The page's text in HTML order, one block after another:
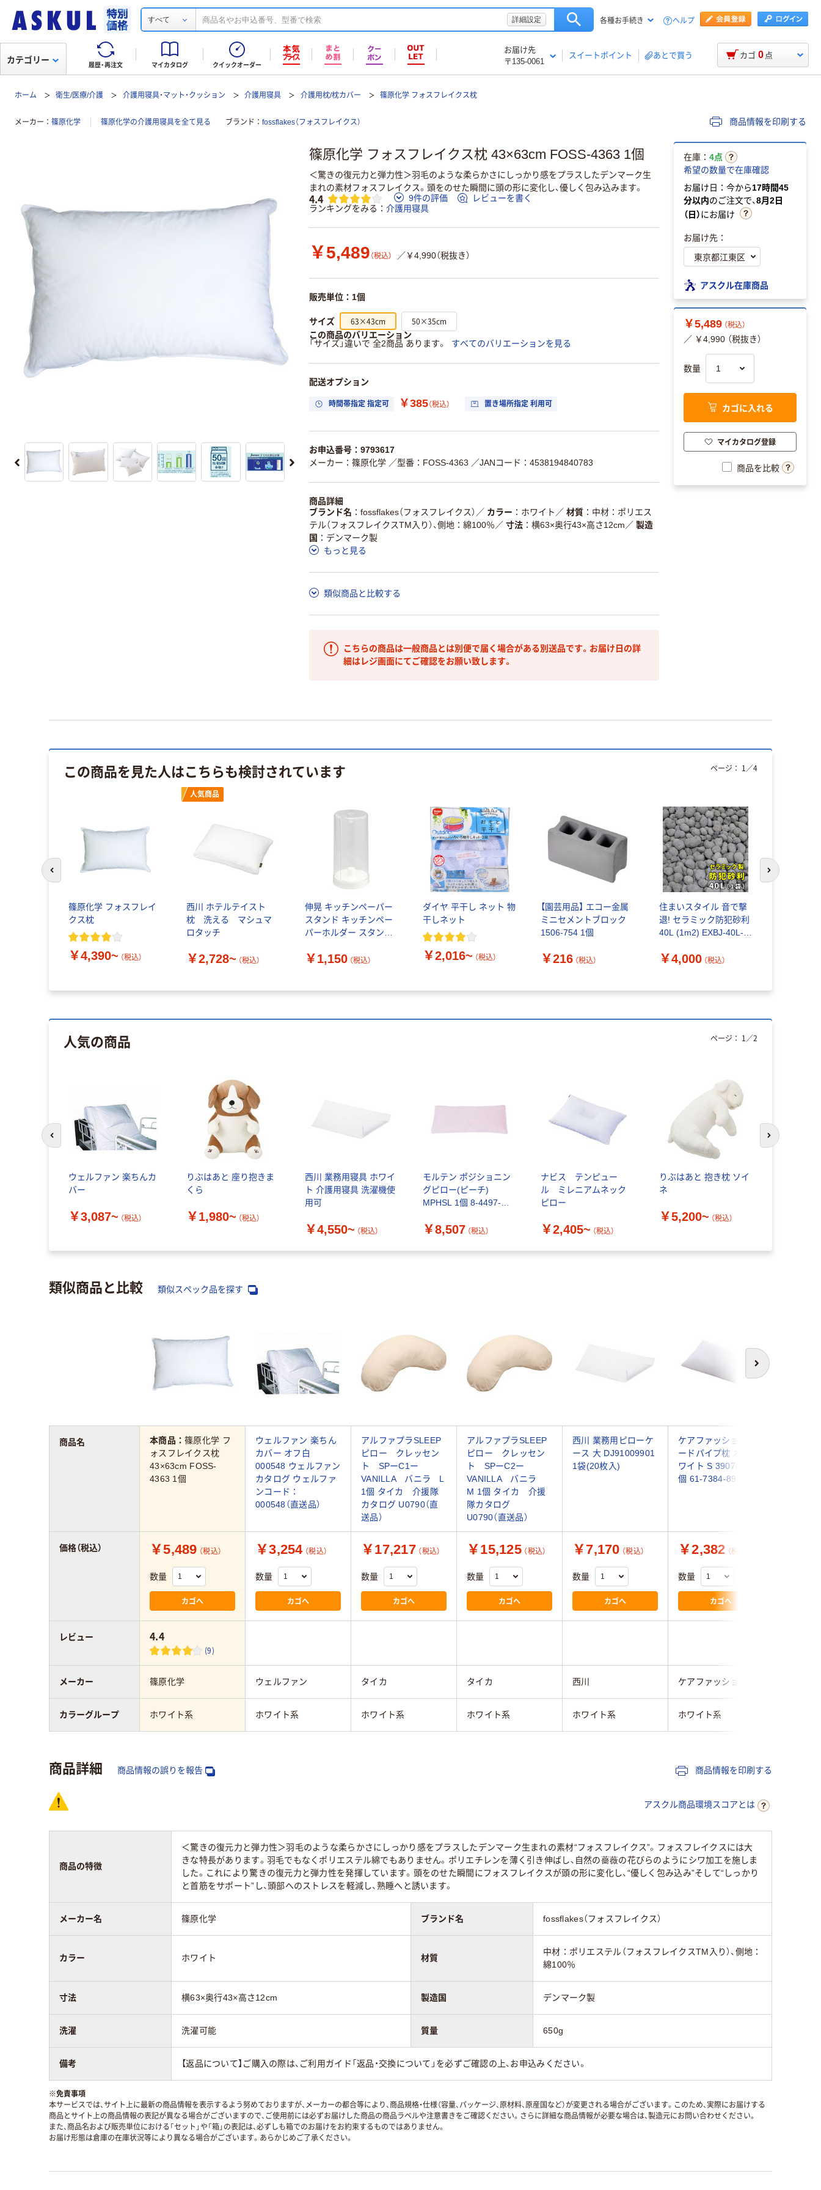
すべて 詳細設定 各種お手続き ヘルプ
履歴・再注文 マイカタログ クイックオーダー
お届け先
〒135-0061
スイートポイント あとで買う
カテゴリー カゴ 0 点
ホーム 衛生/医療/介護 介護用寝具・マット・クッション 介護用寝具 介護用枕/枕カバー 篠原化学 フォスフレイクス枕
メーカー 篠原化学 篠原化学の介護用寝具を全て見る ブランド fossflakes（フォスフレイクス） 商品情報を印刷する
篠原化学 フォスフレイクス枕 43×63cm FOSS-4363 1個
＜驚きの復元力と弾力性＞羽毛のような柔らかさにしっかり感をプラスしたデンマーク生
まれの素材フォスフレイクス。頭をのせた瞬間に頭の形に変化し、優しく包み込みます。
4.4 9件の評価
レビューを書く
ランキングをみる
介護用寝具
￥5,489 （税込） ／￥4,990（税抜き）
販売単位：1個
サイズ 63×43cm 50×35cm
この商品のバリエーション
「サイズ」違いで 全2商品 あります。
すべてのバリエーションを見る
配送オプション
時間帯指定 指定可 ￥385（税込） 置き場所指定 利用可
お申込番号：9793617
メーカー：篠原化学 ／型番：FOSS-4363 ／JANコード：4538194840783
商品詳細
ブランド名
fossflakes（フォスフレイクス） ／ カラー ホワイト ／ 材質
中材：ポリエス
テル（フォスフレイクスTM入り）、側地：綿100％ ／ 寸法 横63×奥行43×高さ12cm ／ 製造
国
デンマーク製
もっと見る
類似商品と比較する
こちらの商品は一般商品とは別便で届く場合がある別送品です。お届け日の詳
細はレジ画面にてご確認をお願い致します。
在庫： 4点
希望の数量で在庫確認
お届け日：今から17時間45
分以内のご注文で、8月2日
（日）にお届け
お届け先：
アスクル在庫商品
￥5,489 （税込）
／ ￥4,990 （税抜き）
数量
カゴに入れる
マイカタログ登録
商品を比較
この商品を見た人はこちらも検討されています
篠原化学 フォスフレイ
クス枕
￥4,390~ （税込）
人気商品
西川 ホテルテイスト
枕 洗える マシュマ
ロタッチ
￥2,728~ （税込）
伸晃 キッチンペーパー
スタンド キッチンペー
パーホルダー スタンド
PHW 1個
￥1,150 （税込）
ダイヤ 平干し ネット 物
干しネット
￥2,016~ （税込）
【園芸用品】 エコー金属
ミニセメントブロック
1506-754 1個
￥216 （税込）
住まいスタイル 音で撃
退! セラミック防犯砂利
40L (1m2) EXBJ-40L-
￥4,000 （税込）
ページ： 1 ／4
前のスライドへ 次のスライド
人気の商品
ウェルファン 楽ちんカ
バー
￥3,087~ （税込）
りぶはあと 座り抱きま
くら
￥1,980~ （税込）
西川 業務用寝具 ホワイ
ト 介護用寝具 洗濯機使
用可
￥4,550~ （税込）
モルテン ポジショニン
グピロー(ピーチ)
MPHSL 1個 8-4497-
￥8,507 （税込）
ナビス テンピュー
ル ミレニアムネック
ピロー
￥2,405~ （税込）
りぶはあと 抱き枕 ソイ
ネ
￥5,200~ （税込）
ページ： 1 ／2
前のスライドへ 次のスライド
類似商品と比較 類似スペック品を探す
次へ
本商品：篠原化学 フ
ォスフレイクス枕
43×63cm FOSS-
4363 1個
ウェルファン 楽ちん
カバー オフ白
000548 ウェルファン
カタログ ウェルファ
ンコード：
000548（直送品）
アルファプラSLEEP
ピロー クレッセン
ト SPーC1ー
VANILLA バニラ L
1個 タイカ 介援隊
カタログ U0790（直
送品）
アルファプラSLEEP
ピロー クレッセン
ト SPーC2ー
VANILLA バニラ
M 1個 タイカ 介援
隊カタログ
U0790（直送品）
西川 業務用ピローケ
ース 大 DJ91009901
1袋(20枚入)
ケアファッション ヌ
ードパイプ枕 オフホ
ワイト S 39076-02 1
個 61-7384-89
￥5,489 （税込）
数量
カゴへ
￥3,254 （税込）
数量
カゴへ
￥17,217 （税込）
数量
カゴへ
￥15,125 （税込）
数量
カゴへ
￥7,170 （税込）
数量
カゴへ
￥2,382 （税込）
数量
カゴへ
4.4
(9)
篠原化学 ウェルファン タイカ タイカ 西川 ケアファッション
ホワイト系 ホワイト系 ホワイト系 ホワイト系 ホワイト系 ホワイト系
商品名
価格（税込）
レビュー
メーカー
カラーグループ
商品詳細 商品情報の誤りを報告 商品情報を印刷する
アスクル商品環境スコアとは
商品の特徴
＜驚きの復元力と弾力性＞羽毛のような柔らかさにしっかり感をプラスしたデンマーク生まれの素材“フォスフレイクス”。フォスフレイクスには大
きな特長があります。羽毛でもなくポリエステル綿でもありません。ポリエチレンを薄く引き伸ばし、自然の薔薇の花びらのようにシワ加工を施しま
した。これにより驚きの復元力と弾力性を発揮しています。頭をのせた瞬間にフォスフレイクスが頭の形に変化し、“優しく包み込み”そして“しっかり
と首筋をサポート”し、頭部へのストレスを軽減し、熟睡へと誘います。
メーカー名 篠原化学 ブランド名 fossflakes（フォスフレイクス）
カラー ホワイト 材質
中材：ポリエステル（フォスフレイクスTM入り）、側地：
綿100％
寸法 横63×奥行43×高さ12cm 製造国 デンマーク製
洗濯 洗濯可能 質量 650g
備考 【返品について】ご購入の際は、ご利用ガイド「返品・交換について」を必ずご確認の上、お申込みください。
※免責事項
本サービスでは、サイト上に最新の商品情報を表示するよう努めておりますが、メーカーの都合等により、商品規格・仕様（容量、パッケージ、原材料、原産国など）が変更される場合がございます。このため、実際にお届けする
商品とサイト上の商品情報の表記が異なる場合がございますので、ご使用前には必ずお届けした商品の商品ラベルや注意書きをご確認ください。さらに詳細な商品情報が必要な場合は、製造元にお問い合わせください。
また、商品名および販売単位における「セット」や「箱」の表記は、必ずしも箱でのお届けをお約束するものではありません。
お届け形態は倉庫の在庫状況等により異なる場合がございます。あらかじめご了承ください。